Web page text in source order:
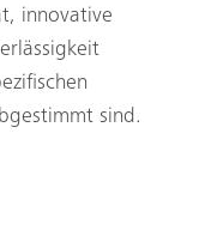
innovative
sind.